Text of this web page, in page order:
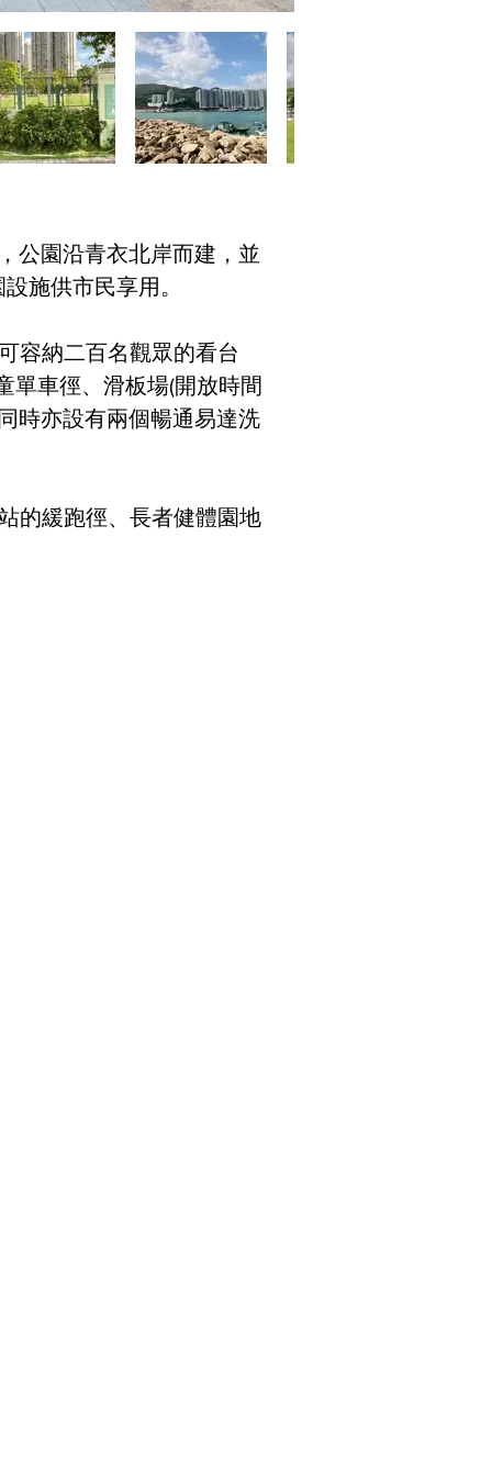
公園沿青衣北岸而建，並
施供市民享用。
容納二百名觀眾的看台
單車徑、滑板場(開放時間
時亦設有兩個暢通易達洗
的緩跑徑、長者健體園地